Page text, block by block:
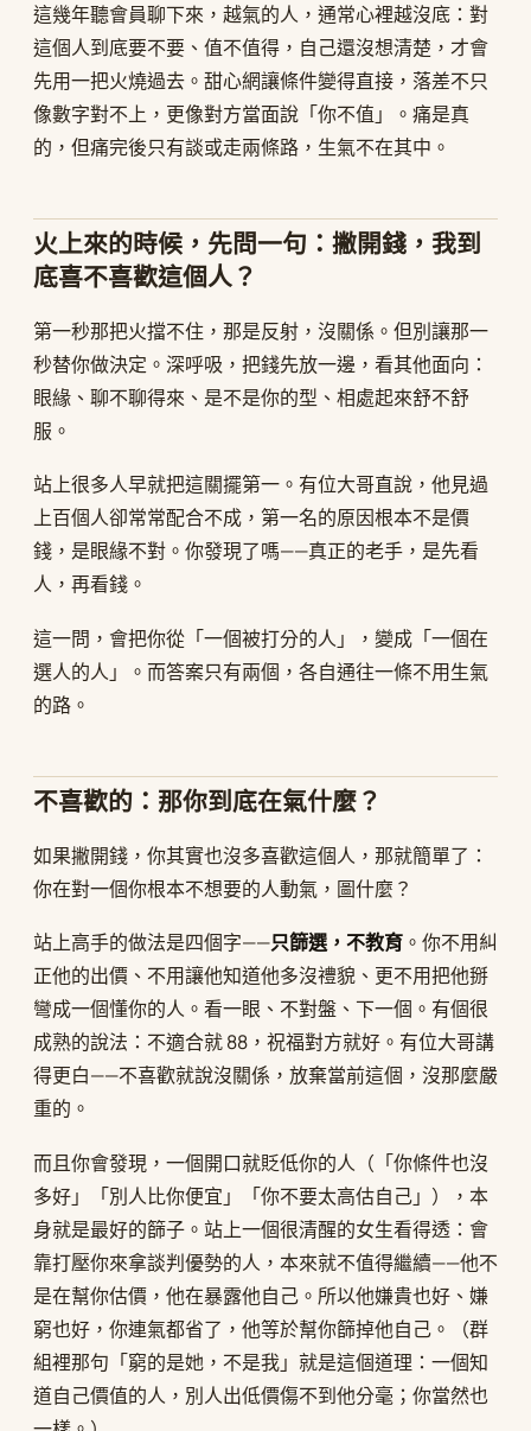
這幾年聽會員聊下來，越氣的人，通常心裡越沒底：對
這個人到底要不要、值不值得，自己還沒想清楚，才會
先用一把火燒過去。甜心網讓條件變得直接，落差不只
像數字對不上，更像對方當面說「你不值」。痛是真
的，但痛完後只有談或走兩條路，生氣不在其中。
火上來的時候，先問一句：撇開錢，我到
底喜不喜歡這個人？
第一秒那把火擋不住，那是反射，沒關係。但別讓那一
秒替你做決定。深呼吸，把錢先放一邊，看其他面向：
眼緣、聊不聊得來、是不是你的型、相處起來舒不舒
服。
站上很多人早就把這關擺第一。有位大哥直說，他見過
上百個人卻常常配合不成，第一名的原因根本不是價
錢，是眼緣不對。你發現了嗎——真正的老手，是先看
人，再看錢。
這一問，會把你從「一個被打分的人」，變成「一個在
選人的人」。而答案只有兩個，各自通往一條不用生氣
的路。
不喜歡的：那你到底在氣什麼？
如果撇開錢，你其實也沒多喜歡這個人，那就簡單了：
你在對一個你根本不想要的人動氣，圖什麼？
站上高手的做法是四個字——只篩選，不教育 。你不用糾
正他的出價、不用讓他知道他多沒禮貌、更不用把他掰
彎成一個懂你的人。看一眼、不對盤、下一個。有個很
成熟的說法：不適合就 88，祝福對方就好。有位大哥講
得更白——不喜歡就說沒關係，放棄當前這個，沒那麼嚴
重的。
而且你會發現，一個開口就貶低你的人（「你條件也沒
多好」「別人比你便宜」「你不要太高估自己」），本
身就是最好的篩子。站上一個很清醒的女生看得透：會
靠打壓你來拿談判優勢的人，本來就不值得繼續——他不
是在幫你估價，他在暴露他自己。所以他嫌貴也好、嫌
窮也好，你連氣都省了，他等於幫你篩掉他自己。（群
組裡那句「窮的是她，不是我」就是這個道理：一個知
道自己價值的人，別人出低價傷不到他分毫；你當然也